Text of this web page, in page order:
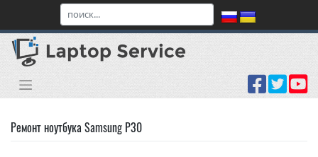
content
Ремонт ноутбука Samsung P30